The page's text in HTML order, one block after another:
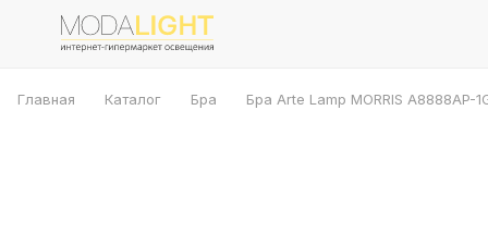
Главная Каталог Бра Бра Arte Lamp MORRIS A8888AP-